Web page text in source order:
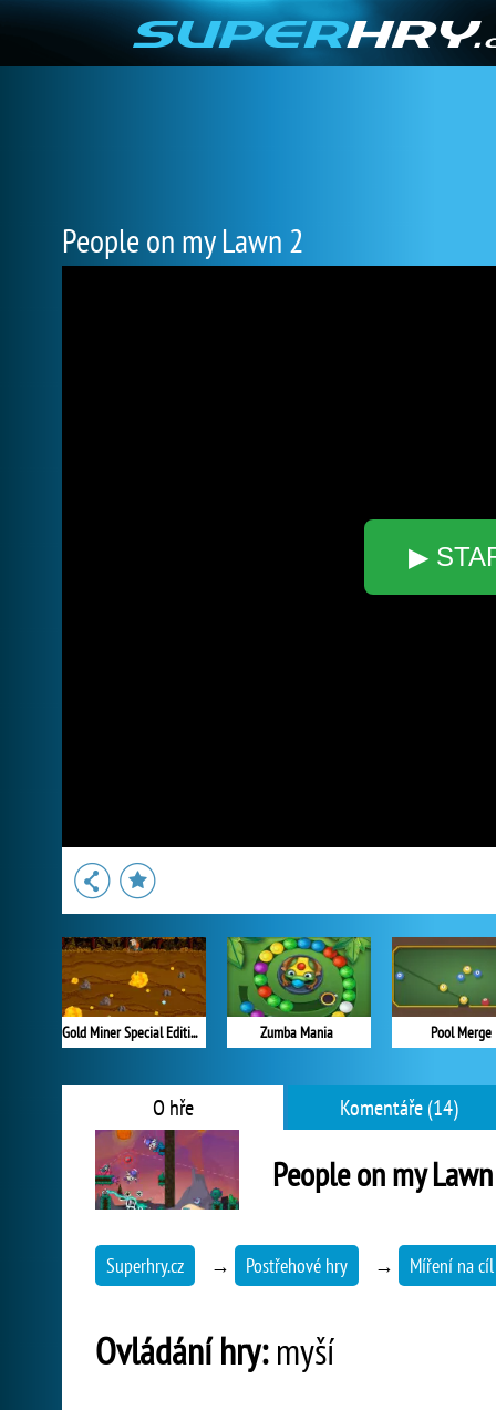
People on my Lawn 2
▶
Gold Miner Special Edition Zumba Mania Pool Merge
O hře Komentáře (14)
People on my
Superhry.cz → Postřehové hry → Míření na cíl
Ovládání hry:myší